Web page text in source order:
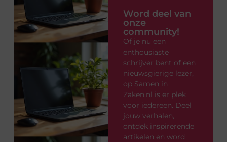
Word deel van
onze
community!
Of je nu een
enthousiaste
schrijver bent of een
nieuwsgierige lezer,
op Samen in
Zaken.nl is er plek
voor iedereen. Deel
jouw verhalen,
ontdek inspirerende
artikelen en word